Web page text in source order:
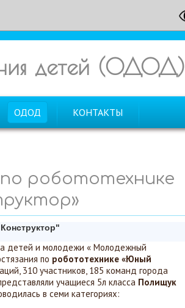
детей (ОДОД)
ОДОД КОНТАКТЫ
робототехнике
детей и молодежи « Молодежный
по робототехнике «Юный
310 участников, 185 команд города
учащиеся 5л класса Полищук
в семи категориях: